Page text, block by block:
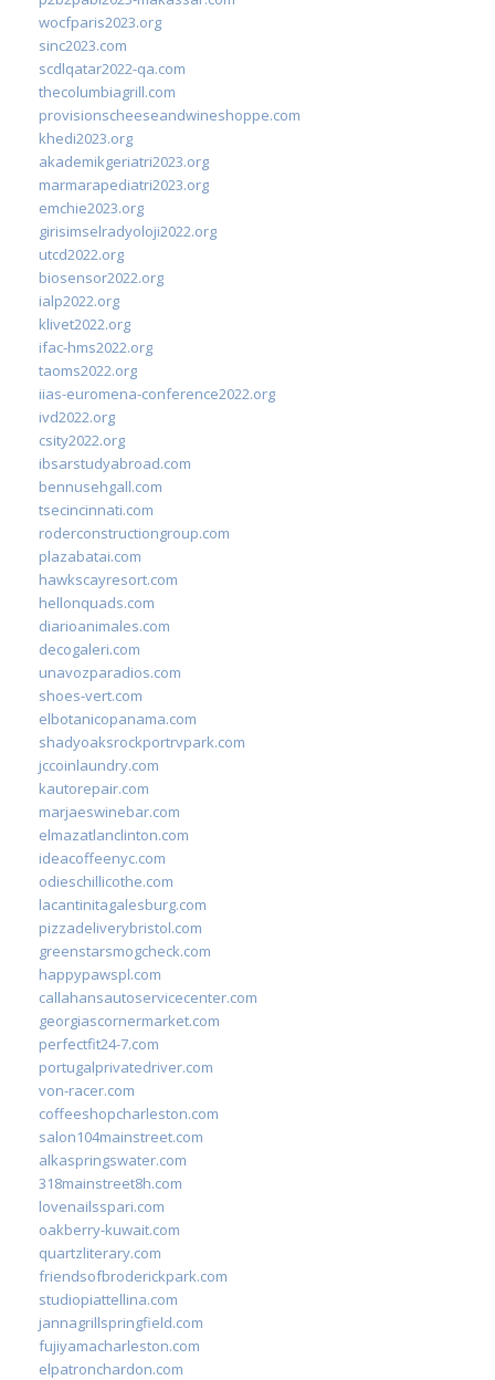
wocfparis2023.org
sinc2023.com
scdlqatar2022-qa.com
thecolumbiagrill.com
provisionscheeseandwineshoppe.com
khedi2023.org
akademikgeriatri2023.org
marmarapediatri2023.org
emchie2023.org
girisimselradyoloji2022.org
utcd2022.org
biosensor2022.org
ialp2022.org
klivet2022.org
ifac-hms2022.org
taoms2022.org
iias-euromena-conference2022.org
ivd2022.org
csity2022.org
ibsarstudyabroad.com
bennusehgall.com
tsecincinnati.com
roderconstructiongroup.com
plazabatai.com
hawkscayresort.com
hellonquads.com
diarioanimales.com
decogaleri.com
unavozparadios.com
shoes-vert.com
elbotanicopanama.com
shadyoaksrockportrvpark.com
jccoinlaundry.com
kautorepair.com
marjaeswinebar.com
elmazatlanclinton.com
ideacoffeenyc.com
odieschillicothe.com
lacantinitagalesburg.com
pizzadeliverybristol.com
greenstarsmogcheck.com
happypawspl.com
callahansautoservicecenter.com
georgiascornermarket.com
perfectfit24-7.com
portugalprivatedriver.com
von-racer.com
coffeeshopcharleston.com
salon104mainstreet.com
alkaspringswater.com
318mainstreet8h.com
lovenailsspari.com
oakberry-kuwait.com
quartzliterary.com
friendsofbroderickpark.com
studiopiattellina.com
jannagrillspringfield.com
fujiyamacharleston.com
elpatronchardon.com